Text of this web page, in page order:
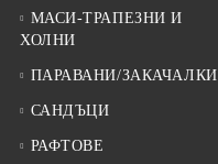
МАСИ-ТРАПЕЗНИ И
ХОЛНИ
ПАРАВАНИ/ЗАКАЧАЛКИ
САНДЪЦИ
РАФТОВЕ